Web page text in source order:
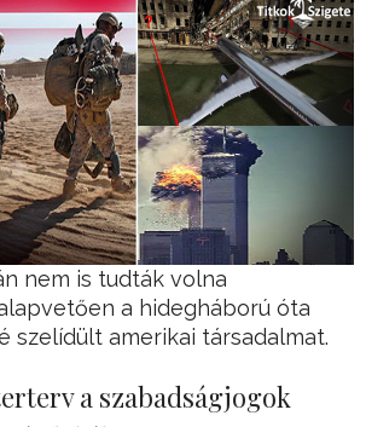
nem is tudták volna
a hidegháború óta
szelídült amerikai társadalmat.
a szabadságjogok